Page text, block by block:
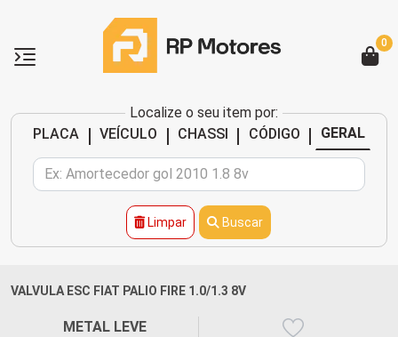
Localize o seu item por:
PLACA
| VEÍCULO | CHASSI | CÓDIGO | GERAL
Limpar Buscar
0
VALVULA ESC FIAT PALIO FIRE 1.0/1.3 8V
METAL LEVE